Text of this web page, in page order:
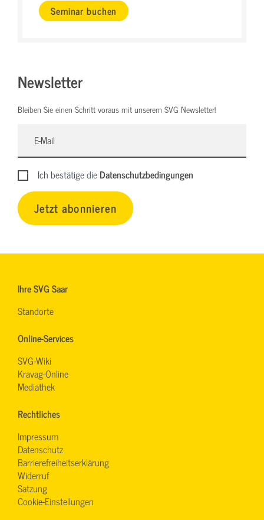
Seminar buchen
Newsletter
Bleiben Sie einen Schritt voraus mit unserem SVG Newsletter!
Ich bestätige dieDatenschutzbedingungen
Jetzt abonnieren
Ihre SVG Saar
Standorte
Online-Services
SVG-Wiki
Kravag-Online
Mediathek
Rechtliches
Impressum
Datenschutz
Barrierefreiheitserklärung
Widerruf
Satzung
Cookie-Einstellungen